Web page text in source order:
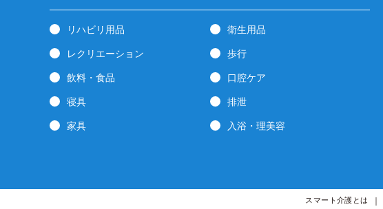
リハビリ用品 衛生用品
レクリエーション 歩行
飲料・食品 口腔ケア
寝具 排泄
家具 入浴・理美容
スマート介護とは